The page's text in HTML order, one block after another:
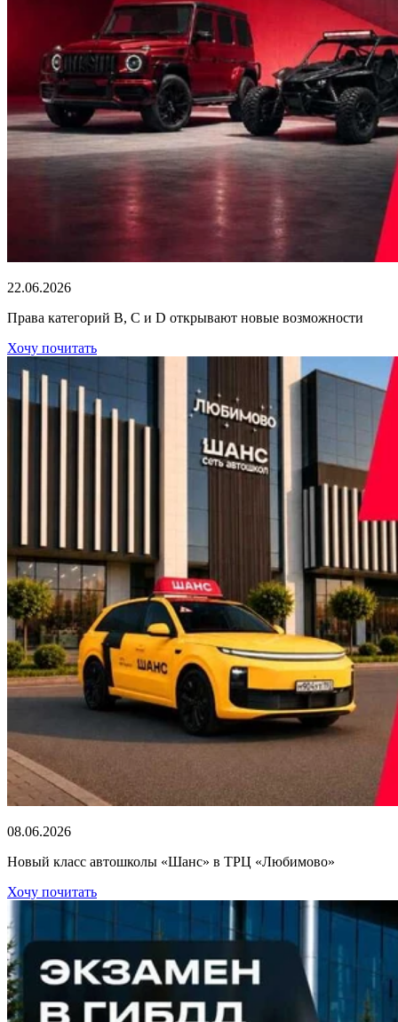
22.06.2026
Права категорий В, С и D открывают новые возможности
Хочу почитать
08.06.2026
Новый класс автошколы «Шанс» в ТРЦ «Любимово»
Хочу почитать